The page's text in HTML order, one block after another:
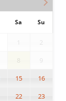
Sa Su
2
8 9
15 16
22 23